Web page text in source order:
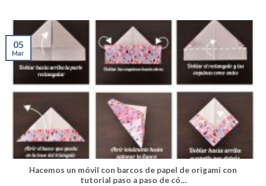
Hacemos un móvil con barcos de papel de origami con
tutorial paso a paso de có…
05
Mar